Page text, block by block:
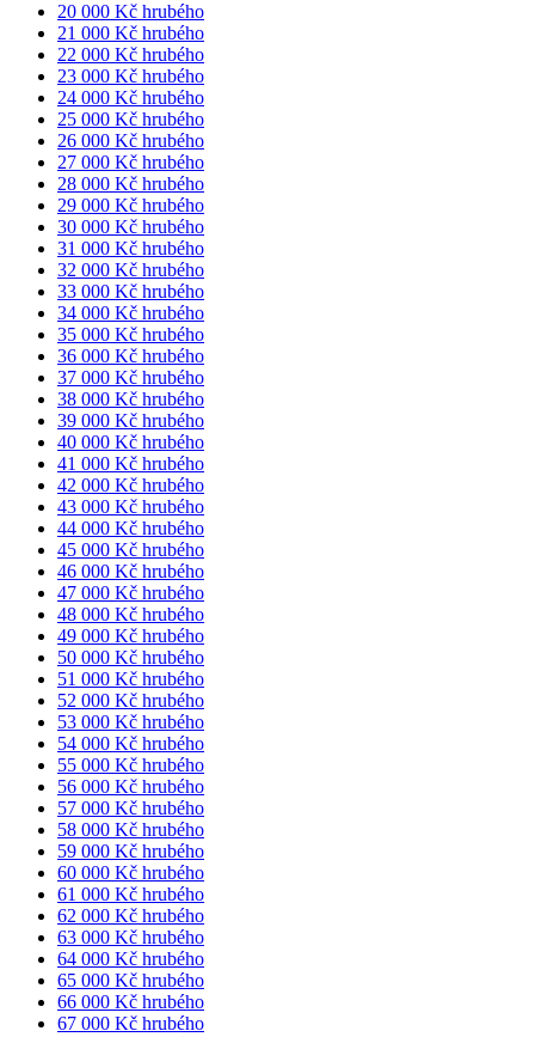
20 000 Kč hrubého
21 000 Kč hrubého
22 000 Kč hrubého
23 000 Kč hrubého
24 000 Kč hrubého
25 000 Kč hrubého
26 000 Kč hrubého
27 000 Kč hrubého
28 000 Kč hrubého
29 000 Kč hrubého
30 000 Kč hrubého
31 000 Kč hrubého
32 000 Kč hrubého
33 000 Kč hrubého
34 000 Kč hrubého
35 000 Kč hrubého
36 000 Kč hrubého
37 000 Kč hrubého
38 000 Kč hrubého
39 000 Kč hrubého
40 000 Kč hrubého
41 000 Kč hrubého
42 000 Kč hrubého
43 000 Kč hrubého
44 000 Kč hrubého
45 000 Kč hrubého
46 000 Kč hrubého
47 000 Kč hrubého
48 000 Kč hrubého
49 000 Kč hrubého
50 000 Kč hrubého
51 000 Kč hrubého
52 000 Kč hrubého
53 000 Kč hrubého
54 000 Kč hrubého
55 000 Kč hrubého
56 000 Kč hrubého
57 000 Kč hrubého
58 000 Kč hrubého
59 000 Kč hrubého
60 000 Kč hrubého
61 000 Kč hrubého
62 000 Kč hrubého
63 000 Kč hrubého
64 000 Kč hrubého
65 000 Kč hrubého
66 000 Kč hrubého
67 000 Kč hrubého